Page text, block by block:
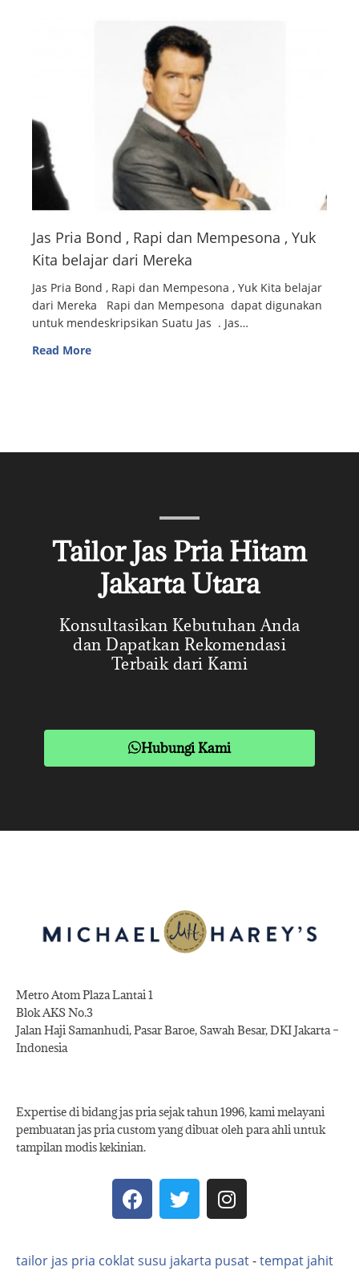
Jas Pria Bond , Rapi dan Mempesona , Yuk
Kita belajar dari Mereka
Jas Pria Bond , Rapi dan Mempesona , Yuk Kita belajar
dari Mereka Rapi dan Mempesona dapat digunakan
untuk mendeskripsikan Suatu Jas . Jas…
Read More
Tailor Jas Pria Hitam
Jakarta Utara
Konsultasikan Kebutuhan Anda
dan Dapatkan Rekomendasi
Terbaik dari Kami
Hubungi Kami
Metro Atom Plaza Lantai 1
Blok AKS No.3
Jalan Haji Samanhudi, Pasar Baroe, Sawah Besar, DKI Jakarta –
Indonesia
Expertise di bidang jas pria sejak tahun 1996, kami melayani
pembuatan jas pria custom yang dibuat oleh para ahli untuk
tampilan modis kekinian.
tailor jas pria coklat susu jakarta pusat-tempat jahit